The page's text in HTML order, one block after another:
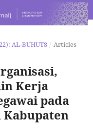
AL-BUHUTS / Articles
Kerja
pada
Kabupaten